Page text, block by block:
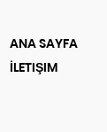
ANA SAYFA
İLETIŞIM